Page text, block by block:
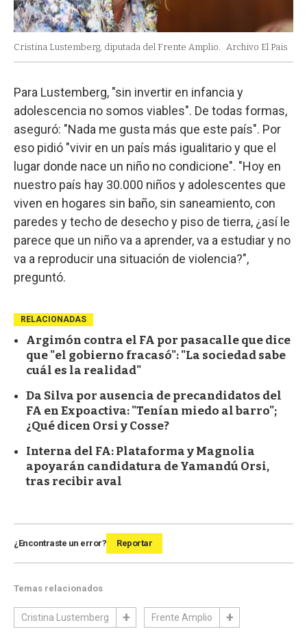
Cristina Lustemberg, diputada del Frente Amplio. Archivo El Pais
Para Lustemberg, "sin invertir en infancia y
adolescencia no somos viables". De todas formas,
aseguró: "Nada me gusta más que este país". Por
eso pidió "vivir en un país más igualitario y que el
lugar donde nace un niño no condicione". "Hoy en
nuestro país hay 30.000 niños y adolescentes que
viven en hogares sin baño, sin saneamiento, con
paredes y techo de desecho y piso de tierra, ¿así le
parece que un niño va a aprender, va a estudiar y no
va a reproducir una situación de violencia?",
preguntó.
RELACIONADAS
Argimón contra el FA por pasacalle que dice
que "el gobierno fracasó": "La sociedad sabe
cuál es la realidad"
Da Silva por ausencia de precandidatos del
FA en Expoactiva: "Tenían miedo al barro";
¿Qué dicen Orsi y Cosse?
Interna del FA: Plataforma y Magnolia
apoyarán candidatura de Yamandú Orsi,
tras recibir aval
¿Encontraste un error? Reportar
Temas relacionados
Cristina Lustemberg Frente Amplio